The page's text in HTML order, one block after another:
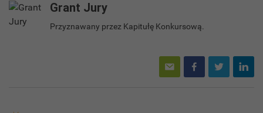
Grant Jury
Przyznawany przez Kapitułę Konkursową.